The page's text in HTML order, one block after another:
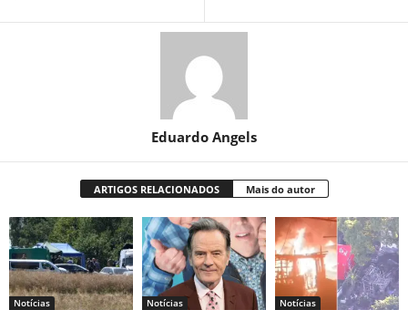
Eduardo Angels
ARTIGOS RELACIONADOS Mais do autor
Notícias Notícias Notícias